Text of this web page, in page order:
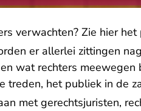
verwachten? Zie hier het
er allerlei zittingen
wat rechters
treden, het publiek in de
met gerechtsjuristen,